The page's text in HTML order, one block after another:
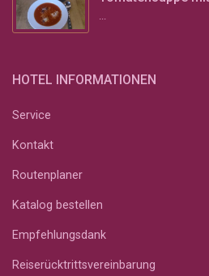
HOTEL INFORMATIONEN
Service
Kontakt
Routenplaner
Katalog bestellen
Empfehlungsdank
Reiserücktrittsvereinbarung